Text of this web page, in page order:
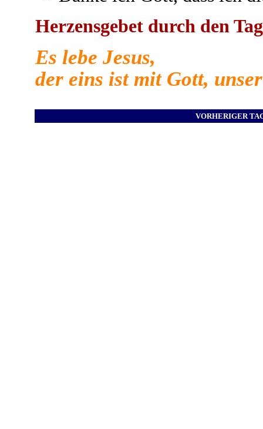
Herzensgebet durch den
Es lebe Jesus,
der eins ist mit Gott,
VORHERIGER